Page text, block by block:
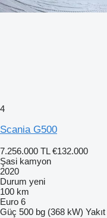
4
Scania G500
7.256.000 TL €132.000
Şasi kamyon
2020
Durum yeni
100 km
Euro 6
Güç 500 bg (368 kW) Yakıt